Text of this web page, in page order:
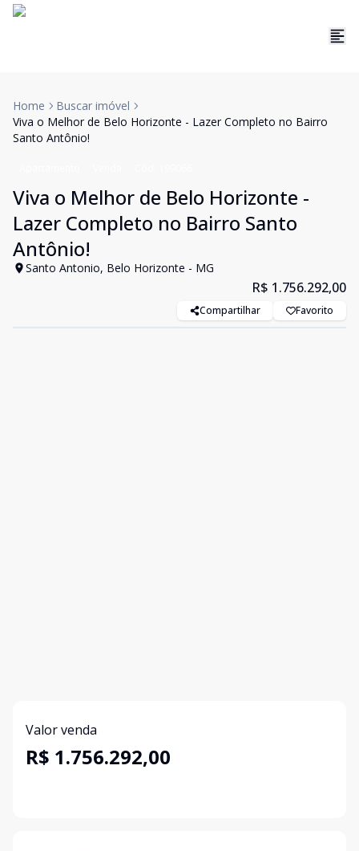
Home
Buscar imóvel
Viva o Melhor de Belo Horizonte - Lazer Completo no Bairro
Santo Antônio!
Viva o Melhor de Belo Horizonte -
Lazer Completo no Bairro Santo
Antônio!
Santo Antonio, Belo Horizonte - MG
R$ 1.756.292,00
Compartilhar Favorito
Valor venda
R$ 1.756.292,00